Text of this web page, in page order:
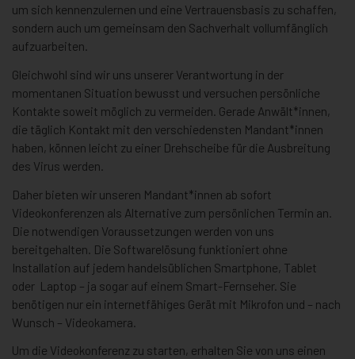
um sich kennenzulernen und eine Vertrauensbasis zu schaffen,
sondern auch um gemeinsam den Sachverhalt vollumfänglich
aufzuarbeiten.
Gleichwohl sind wir uns unserer Verantwortung in der
momentanen Situation bewusst und versuchen persönliche
Kontakte soweit möglich zu vermeiden. Gerade Anwält*innen,
die täglich Kontakt mit den verschiedensten Mandant*innen
haben, können leicht zu einer Drehscheibe für die Ausbreitung
des Virus werden.
Daher bieten wir unseren Mandant*innen ab sofort
Videokonferenzen als Alternative zum persönlichen Termin an.
Die notwendigen Voraussetzungen werden von uns
bereitgehalten. Die Softwarelösung funktioniert ohne
Installation auf jedem handelsüblichen Smartphone, Tablet
oder Laptop – ja sogar auf einem Smart-Fernseher. Sie
benötigen nur ein internetfähiges Gerät mit Mikrofon und – nach
Wunsch – Videokamera.
Um die Videokonferenz zu starten, erhalten Sie von uns einen